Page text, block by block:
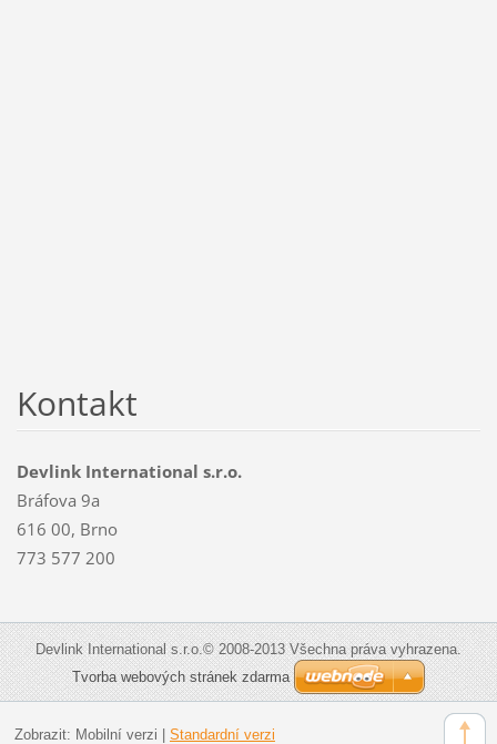
Kontakt
Devlink International s.r.o.
Bráfova 9a
616 00, Brno
773 577 200
Devlink International s.r.o.© 2008-2013 Všechna práva vyhrazena.
Tvorba webových stránek zdarma
Zobrazit: Mobilní verzi Standardní verzi